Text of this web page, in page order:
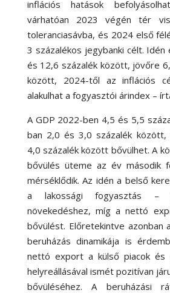
inflációs hatások
várhatóan 2023 végén tér
toleranciasávba, és 2024 első
3 százalékos jegybanki célt.
és 12,6 százalék között, jövőre
között, 2024-től az inflációs
alakulhat a fogyasztói árindex –
A GDP 2022-ben 4,5 és 5,5
ban 2,0 és 3,0 százalék
4,0 százalék között bővülhet. A
bővülés üteme az év második
mérséklődik. Az idén a belső
a lakossági fogyasztás
növekedéshez, míg a nettó
bővülést. Előretekintve azonban
beruházás dinamikája is
nettó export a külső piacok és
helyreállásával ismét pozitívan
bővüléséhez. A beruházási